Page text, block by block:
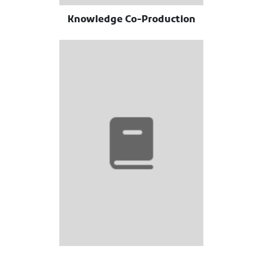
Knowledge Co-Production